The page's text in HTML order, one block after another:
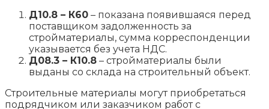
Д10.8 – К60 – показана появившаяся перед
поставщиком задолженность за
стройматериалы, сумма корреспонденции
указывается без учета НДС.
Д08.3 – К10.8 – стройматериалы были
выданы со склада на строительный объект.
Строительные материалы могут приобретаться
подрядчиком или заказчиком работ с